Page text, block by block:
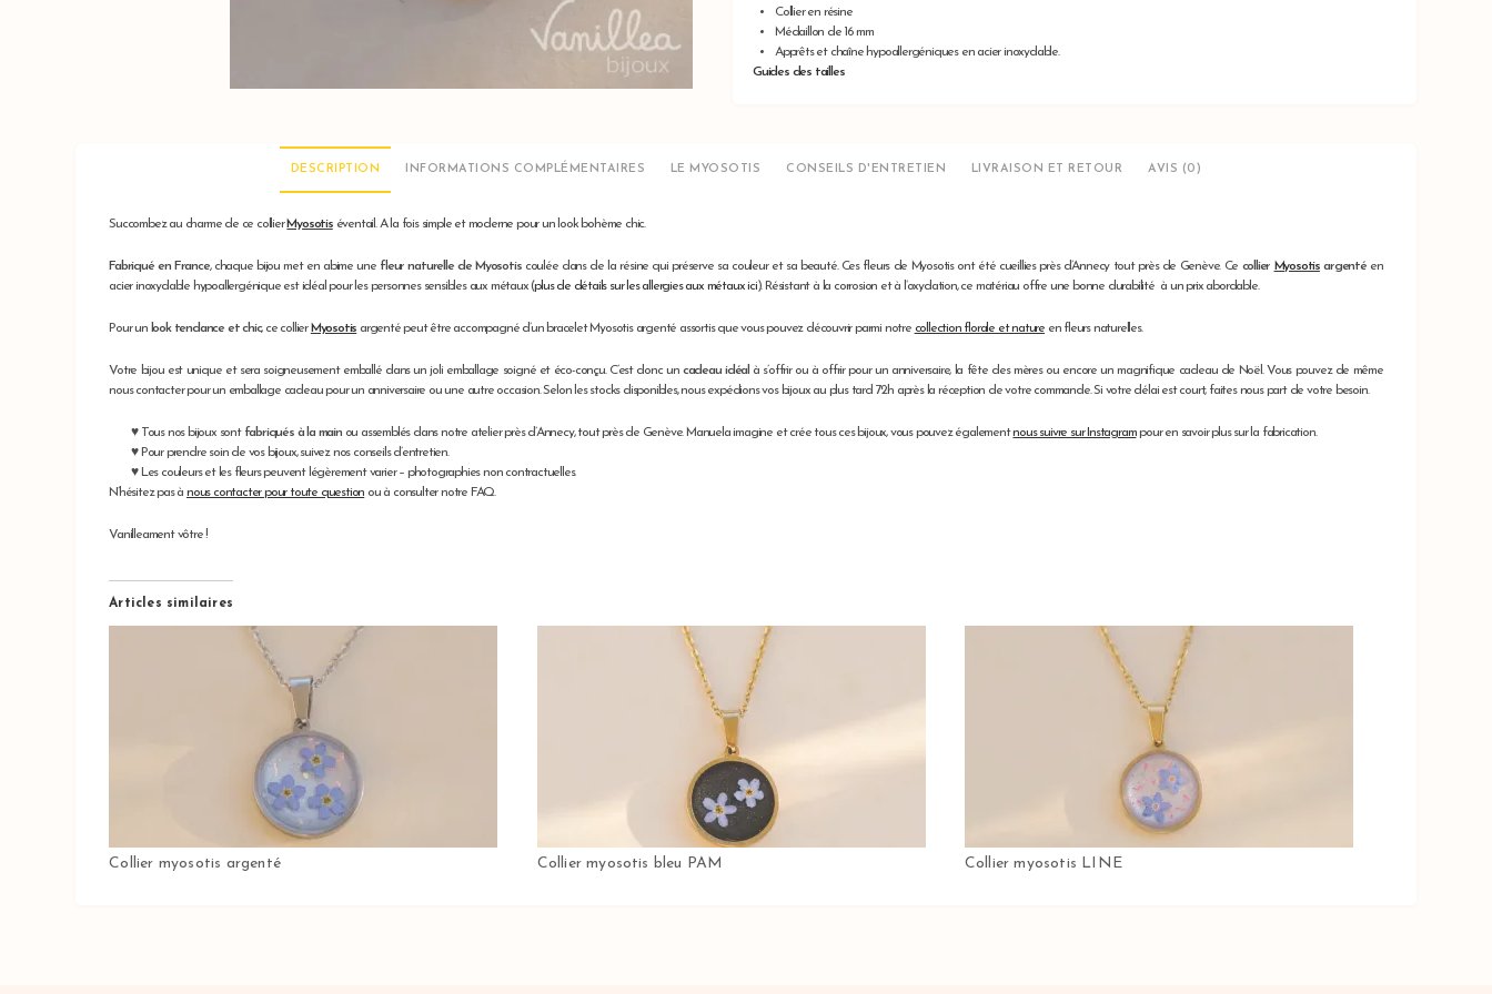
Collier en résine
Médaillon de 16 mm
Apprêts et chaîne hypoallergéniques en acier inoxydable.
Guides des tailles
DESCRIPTION INFORMATIONS COMPLÉMENTAIRES LE MYOSOTIS CONSEILS D'ENTRETIEN LIVRAISON ET RETOUR AVIS (0)
Succombez au charme de ce collierMyosotiséventail. A la fois simple et moderne pour un look bohème chic.
Fabriqué en France, chaque bijou met en abime une fleur naturelle de Myosotis coulée dans de la résine qui préserve sa couleur et sa beauté. Ces fleurs de Myosotis ont été cueillies près d’Annecy tout près de Genève. Ce collier Myosotisargentéen
acier inoxydable hypoallergénique est idéal pour les personnes sensibles aux métaux (plus de détails sur les allergies aux métaux ici). Résistant à la corrosion et à l’oxydation, ce matériau offre une bonne durabilité à un prix abordable.
Pour un look tendance et chic, ce collier Myosotis argenté peut être accompagné d’un bracelet Myosotis argenté assortis que vous pouvez découvrir parmi notre collection florale et nature en fleurs naturelles.
Votre bijou est unique et sera soigneusement emballé dans un joli emballage soigné et éco-conçu. C’est donc un cadeau idéal à s’offrir ou à offrir pour un anniversaire, la fête des mères ou encore un magnifique cadeau de Noël. Vous pouvez de même
nous contacter pour un emballage cadeau pour un anniversaire ou une autre occasion. Selon les stocks disponibles, nous expédions vos bijoux au plus tard 72h après la réception de votre commande. Si votre délai est court, faites nous part de votre besoin.
♥ Tous nos bijoux sont fabriqués à la mainou assemblés dans notre atelier près d’Annecy, tout près de Genève. Manuela imagine et crée tous ces bijoux, vous pouvez égalementnous suivre sur Instagrampour en savoir plus sur la fabrication.
♥ Pour prendre soin de vos bijoux, suivez nos conseils d’entretien.
♥ Les couleurs et les fleurs peuvent légèrement varier – photographies non contractuelles.
N’hésitez pas ànous contacter pour toute question ou à consulter notre FAQ.
Vanilleament vôtre !
Articles similaires
Collier myosotis argenté Collier myosotis bleu PAM Collier myosotis LINE